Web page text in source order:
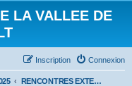
LA VALLEE DE
Connexion
Inscription
RENCONTRES EXTERIEURES 2025